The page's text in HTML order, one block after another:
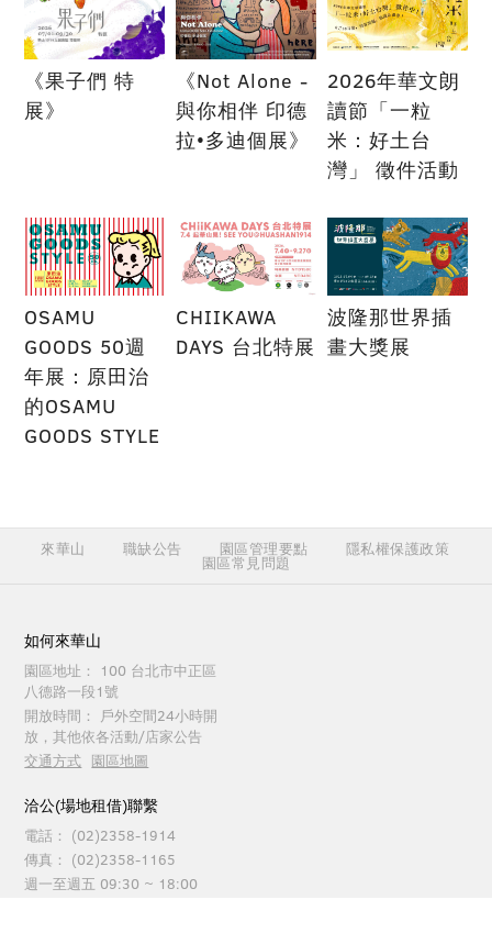
《果子們 特
展》
《Not Alone -
與你相伴 印德
拉•多迪個展》
2026年華文朗
讀節「一粒
米：好土台
灣」 徵件活動
OSAMU
GOODS 50週
年展：原田治
的OSAMU
GOODS STYLE
CHIIKAWA
DAYS 台北特展
波隆那世界插
畫大獎展
來華山 職缺公告 園區管理要點 隱私權保護政策
園區常見問題
如何來華山
園區地址：
100 台北市中正區
八德路一段1號
開放時間：
戶外空間24小時開
放，其他依各活動/店家公告
交通方式 園區地圖
洽公(場地租借)聯繫
電話：
(02)2358-1914
傳真：
(02)2358-1165
週一至週五 09:30 ~ 18:00